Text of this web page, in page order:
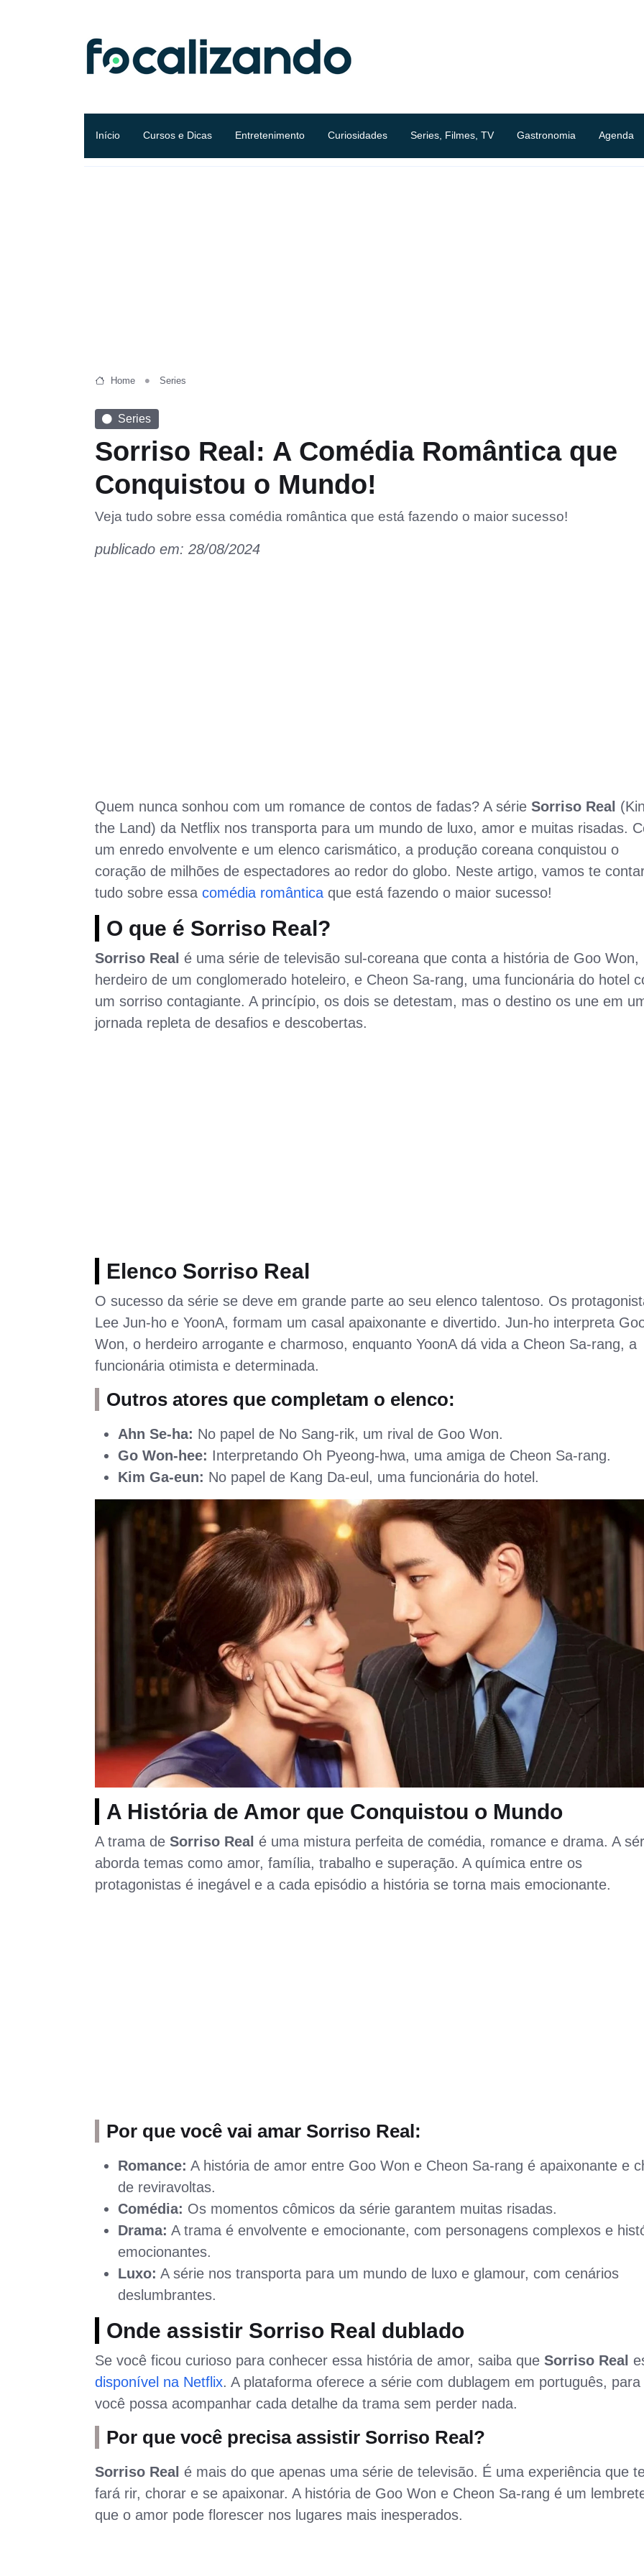
Início Cursos e Dicas Entretenimento Curiosidades Series, Filmes, TV Gastronomia Agenda
Home Series
Series
Sorriso Real: A Comédia Romântica que
Conquistou o Mundo!
Veja tudo sobre essa comédia romântica que está fazendo o maior sucesso!
publicado em: 28/08/2024
Quem nunca sonhou com um romance de contos de fadas? A série Sorriso Real
the Land) da Netflix nos transporta para um mundo de luxo, amor e muitas risadas.
um enredo envolvente e um elenco carismático, a produção coreana conquistou o
coração de milhões de espectadores ao redor do globo. Neste artigo, vamos te
tudo sobre essa comédia romântica que está fazendo o maior sucesso!
O que é Sorriso Real?
Sorriso Real é uma série de televisão sul-coreana que conta a história de Goo Won,
herdeiro de um conglomerado hoteleiro, e Cheon Sa-rang, uma funcionária do hotel
um sorriso contagiante. A princípio, os dois se detestam, mas o destino os une em
jornada repleta de desafios e descobertas.
Elenco Sorriso Real
O sucesso da série se deve em grande parte ao seu elenco talentoso. Os
Lee Jun-ho e YoonA, formam um casal apaixonante e divertido. Jun-ho interpreta
Won, o herdeiro arrogante e charmoso, enquanto YoonA dá vida a Cheon Sa-rang, a
funcionária otimista e determinada.
Outros atores que completam o elenco:
Ahn Se-ha: No papel de No Sang-rik, um rival de Goo Won.
Go Won-hee: Interpretando Oh Pyeong-hwa, uma amiga de Cheon Sa-rang.
Kim Ga-eun: No papel de Kang Da-eul, uma funcionária do hotel.
A História de Amor que Conquistou o Mundo
A trama de Sorriso Real é uma mistura perfeita de comédia, romance e drama. A
aborda temas como amor, família, trabalho e superação. A química entre os
protagonistas é inegável e a cada episódio a história se torna mais emocionante.
Por que você vai amar Sorriso Real:
Romance: A história de amor entre Goo Won e Cheon Sa-rang é apaixonante e
de reviravoltas.
Comédia: Os momentos cômicos da série garantem muitas risadas.
Drama: A trama é envolvente e emocionante, com personagens complexos e
emocionantes.
Luxo: A série nos transporta para um mundo de luxo e glamour, com cenários
deslumbrantes.
Onde assistir Sorriso Real dublado
Se você ficou curioso para conhecer essa história de amor, saiba que Sorriso Real
disponível na Netflix. A plataforma oferece a série com dublagem em português, para
você possa acompanhar cada detalhe da trama sem perder nada.
Por que você precisa assistir Sorriso Real?
Sorriso Real é mais do que apenas uma série de televisão. É uma experiência que
fará rir, chorar e se apaixonar. A história de Goo Won e Cheon Sa-rang é um
que o amor pode florescer nos lugares mais inesperados.